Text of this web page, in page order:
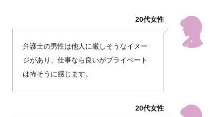
20代女性
弁護士の男性は他人に厳しそうなイメー
ジがあり、仕事なら良いがプライベート
は怖そうに感じます。
20代女性